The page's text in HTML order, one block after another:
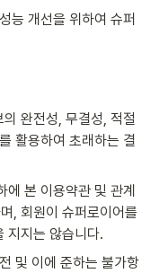
능 개선을 위하여 슈퍼
완전성, 무결성, 적절
활용하여 초래하는 결
본 이용약관 및 관계
, 회원이 슈퍼로이어를
지지는 않습니다.
및 이에 준하는 불가항